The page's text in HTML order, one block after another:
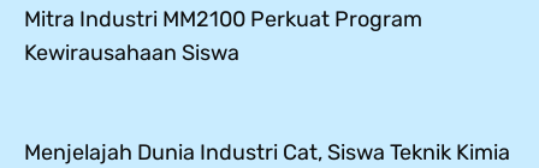
Mitra Industri MM2100 Perkuat Program
Kewirausahaan Siswa
Menjelajah Dunia Industri Cat, Siswa Teknik Kimia